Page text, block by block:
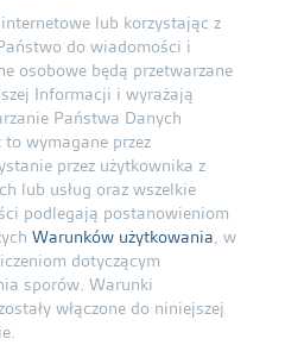
lub korzystając z
do wiadomości i
osobowe będą przetwarzane
Informacji i wyrażają
Państwa Danych
wymagane przez
przez użytkownika z
lub usług oraz wszelkie
podlegają postanowieniom
Warunków użytkowania, w
dotyczącym
sporów. Warunki
włączone do niniejszej